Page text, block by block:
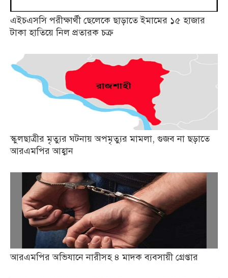
এইচএসসি পরীক্ষার্থী ছেলেকে ছাড়াতে ইমামের ১৫ হাজার
টাকা হাতিয়ে নিল প্রতারক চক্র
স্কুলছাত্রীর মৃত্যুর ঘটনায় অপমৃত্যুর মামলা, গুজব না ছড়াতে
আরএমপির আহ্বান
আরএমপির অভিযানে নারীসহ ৪ মাদক ব্যবসায়ী গ্রেপ্তার